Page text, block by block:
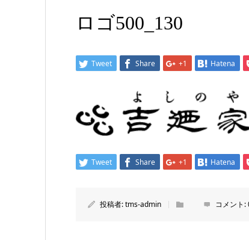
ロゴ500_130
Tweet Share +1 Hatena
Tweet Share +1 Hatena
投稿者:tms-admin コメント: